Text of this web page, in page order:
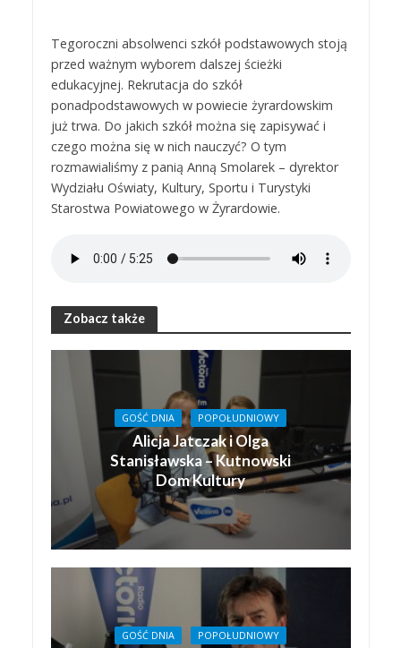
Tegoroczni absolwenci szkół podstawowych stoją
przed ważnym wyborem dalszej ścieżki
edukacyjnej. Rekrutacja do szkół
ponadpodstawowych w powiecie żyrardowskim
już trwa. Do jakich szkół można się zapisywać i
czego można się w nich nauczyć? O tym
rozmawialiśmy z panią Anną Smolarek – dyrektor
Wydziału Oświaty, Kultury, Sportu i Turystyki
Starostwa Powiatowego w Żyrardowie.
Zobacz także
GOŚĆ DNIA POPOŁUDNIOWY
Alicja Jatczak i Olga
Stanisławska – Kutnowski
Dom Kultury
GOŚĆ DNIA POPOŁUDNIOWY